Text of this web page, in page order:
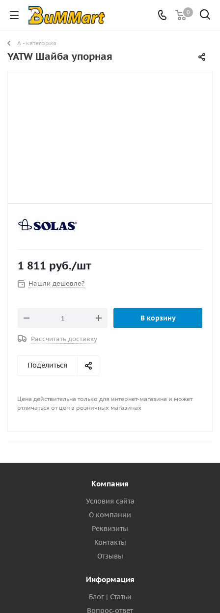
0
A - категория
YATW Шайба упорная
1 811 руб./шт
Нашли дешевле?
В корзину
Рассчитать доставку
Поделиться
Цена действительна только для интернет-магазина и может
отличаться от цен в розничных магазинах
Компания
Условия сайта
О компании
Реквизиты
Контакты
Отзывы
Информация
Блог | Статьи
Вопрос-ответ